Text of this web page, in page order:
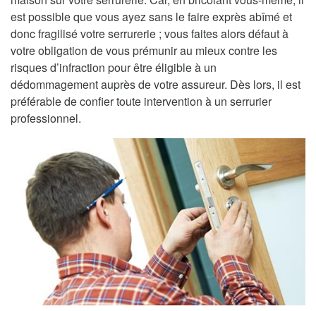
est possible que vous ayez sans le faire exprès abîmé et
donc fragilisé votre serrurerie ; vous faites alors défaut à
votre obligation de vous prémunir au mieux contre les
risques d’infraction pour être éligible à un
dédommagement auprès de votre assureur. Dès lors, il est
préférable de confier toute intervention à un serrurier
professionnel.